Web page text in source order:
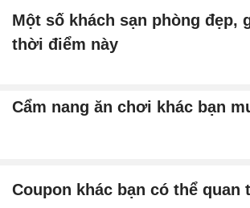
Một số khách sạn phòng đẹp,
thời điểm này
Cẩm nang ăn chơi khác bạn
Coupon khác bạn có thể quan